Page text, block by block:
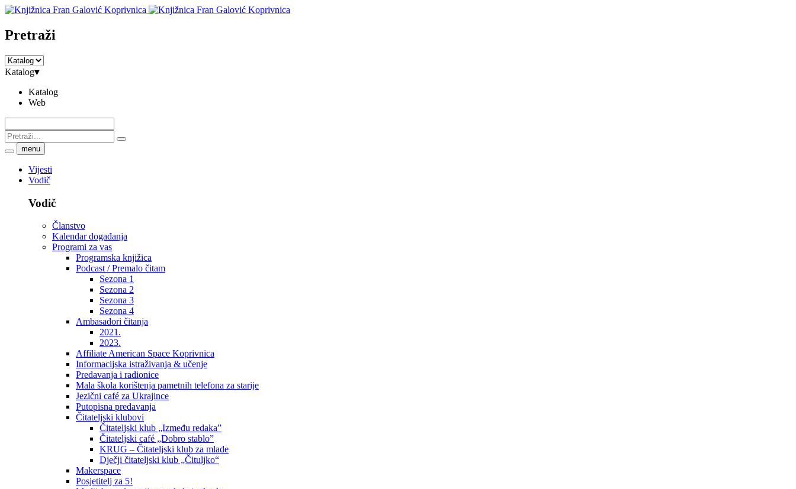
Pretraži
Katalog▾
Katalog
Web
menu
Vijesti
Vodič
Vodič
Članstvo
Kalendar događanja
Programi za vas
Programska knjižica
Podcast / Premalo čitam
Sezona 1
Sezona 2
Sezona 3
Sezona 4
Ambasadori čitanja
2021.
2023.
Affiliate American Space Koprivnica
Informacijska istraživanja & učenje
Predavanja i radionice
Mala škola korištenja pametnih telefona za starije
Jezični café za Ukrajince
Putopisna predavanja
Čitateljski klubovi
Čitateljski klub „Između redaka”
Čitateljski café „Dobro stablo”
KRUG – Čitateljski klub za mlade
Dječji čitateljski klub „Čituljko“
Makerspace
Posjetitelj za 5!